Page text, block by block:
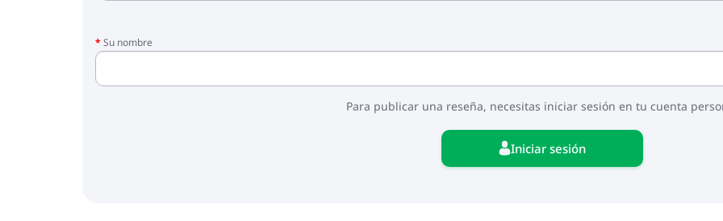
Su nombre
Para publicar una reseña, necesitas iniciar sesión en tu cuenta
Iniciar sesión